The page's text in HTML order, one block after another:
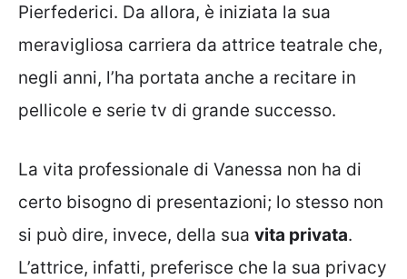
Pierfederici. Da allora, è iniziata la sua
meravigliosa carriera da attrice teatrale che,
negli anni, l’ha portata anche a recitare in
pellicole e serie tv di grande successo.
La vita professionale di Vanessa non ha di
certo bisogno di presentazioni; lo stesso non
si può dire, invece, della sua vita privata.
L’attrice, infatti, preferisce che la sua privacy